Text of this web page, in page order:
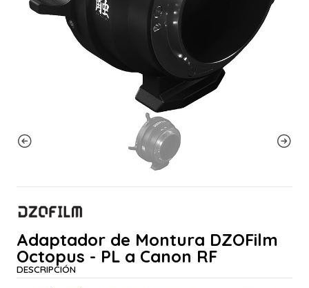
Adaptador de Montura DZOFilm
Octopus - PL a Canon RF
DESCRIPCIÓN